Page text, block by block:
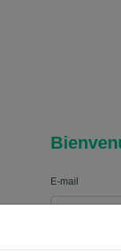
E-mail